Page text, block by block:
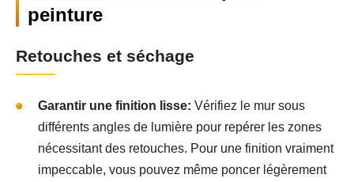
peinture
Retouches et séchage
Garantir une finition lisse: Vérifiez le mur sous
différents angles de lumière pour repérer les zones
nécessitant des retouches. Pour une finition vraiment
impeccable, vous pouvez même poncer légèrement